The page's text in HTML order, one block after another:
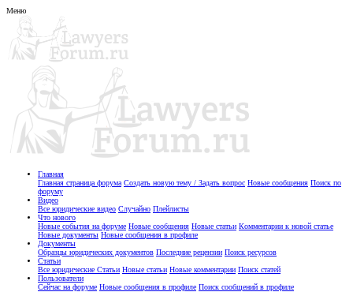
Меню
Главная
Главная страница форума Создать новую тему / Задать вопрос Новые сообщения Поиск по
форуму
Видео
Все юридические видео Случайно Плейлисты
Что нового
Новые события на форуме Новые сообщения Новые статьи Комментарии к новой статье
Новые документы Новые сообщения в профиле
Документы
Образцы юридических документов Последние рецензии Поиск ресурсов
Статьи
Все юридические Статьи Новые статьи Новые комментарии Поиск статей
Пользователи
Сейчас на форуме Новые сообщения в профиле Поиск сообщений в профиле